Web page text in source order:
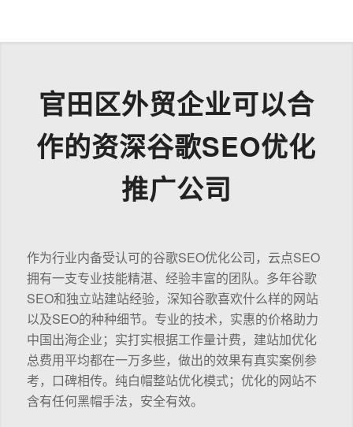
官田区外贸企业可以合
作的资深谷歌SEO优化
推广公司
作为行业内备受认可的谷歌SEO优化公司，云点SEO
拥有一支专业技能精湛、经验丰富的团队。多年谷歌
SEO和独立站建站经验，深知谷歌喜欢什么样的网站
以及SEO的种种细节。专业的技术，实惠的价格助力
中国出海企业；实打实根据工作量计费，建站加优化
总费用平均都在一万多些，做出的效果有真实案例参
考，口碑相传。纯白帽整站优化模式；优化的网站不
含有任何黑帽手法，安全有效。